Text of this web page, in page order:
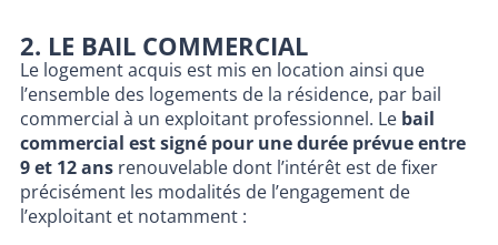
2. LE BAIL COMMERCIAL
Le logement acquis est mis en location ainsi que
l’ensemble des logements de la résidence, par bail
commercial à un exploitant professionnel. Le bail
commercial est signé pour une durée prévue entre
9 et 12 ans renouvelable dont l’intérêt est de fixer
précisément les modalités de l’engagement de
l’exploitant et notamment :